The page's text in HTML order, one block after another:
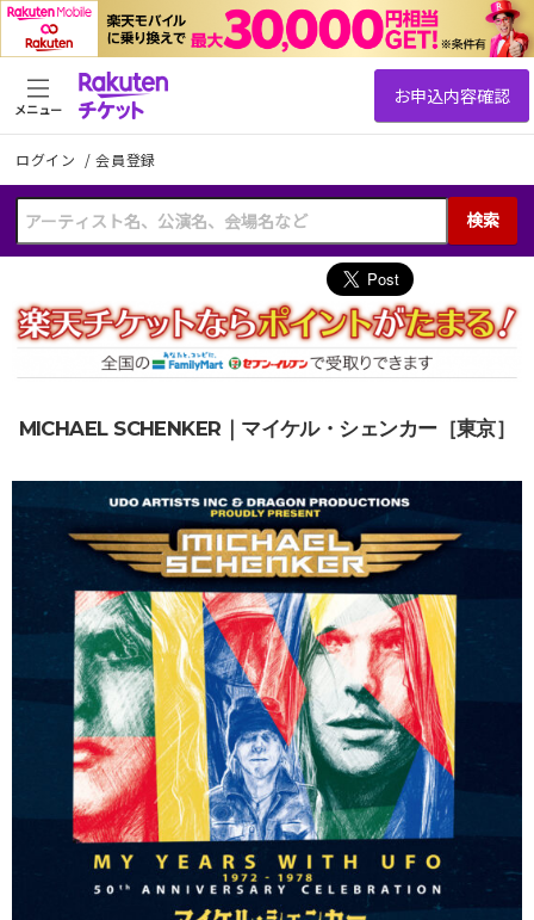
ログイン /会員登録
検索
メニュー
MICHAEL SCHENKER｜マイケル・シェンカー［東京］